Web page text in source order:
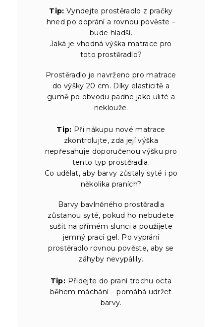
Tip: Vyndejte prostěradlo z pračky
hned po doprání a rovnou pověste –
bude hladší.
Jaká je vhodná výška matrace pro
toto prostěradlo?
Prostěradlo je navrženo pro matrace
do výšky 20 cm. Díky elasticitě a
gumě po obvodu padne jako ulité a
neklouže.
Tip: Při nákupu nové matrace
zkontrolujte, zda její výška
nepřesahuje doporučenou výšku pro
tento typ prostěradla.
Co udělat, aby barvy zůstaly syté i po
několika praních?
Barvy bavlněného prostěradla
zůstanou syté, pokud ho nebudete
sušit na přímém slunci a použijete
jemný prací gel. Po vyprání
prostěradlo rovnou pověste, aby se
záhyby nevypálily.
Tip: Přidejte do praní trochu octa
během máchání – pomáhá udržet
barvy.